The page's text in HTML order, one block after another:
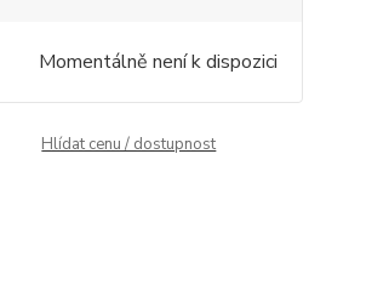
Momentálně není k dispozici
Hlídat cenu / dostupnost